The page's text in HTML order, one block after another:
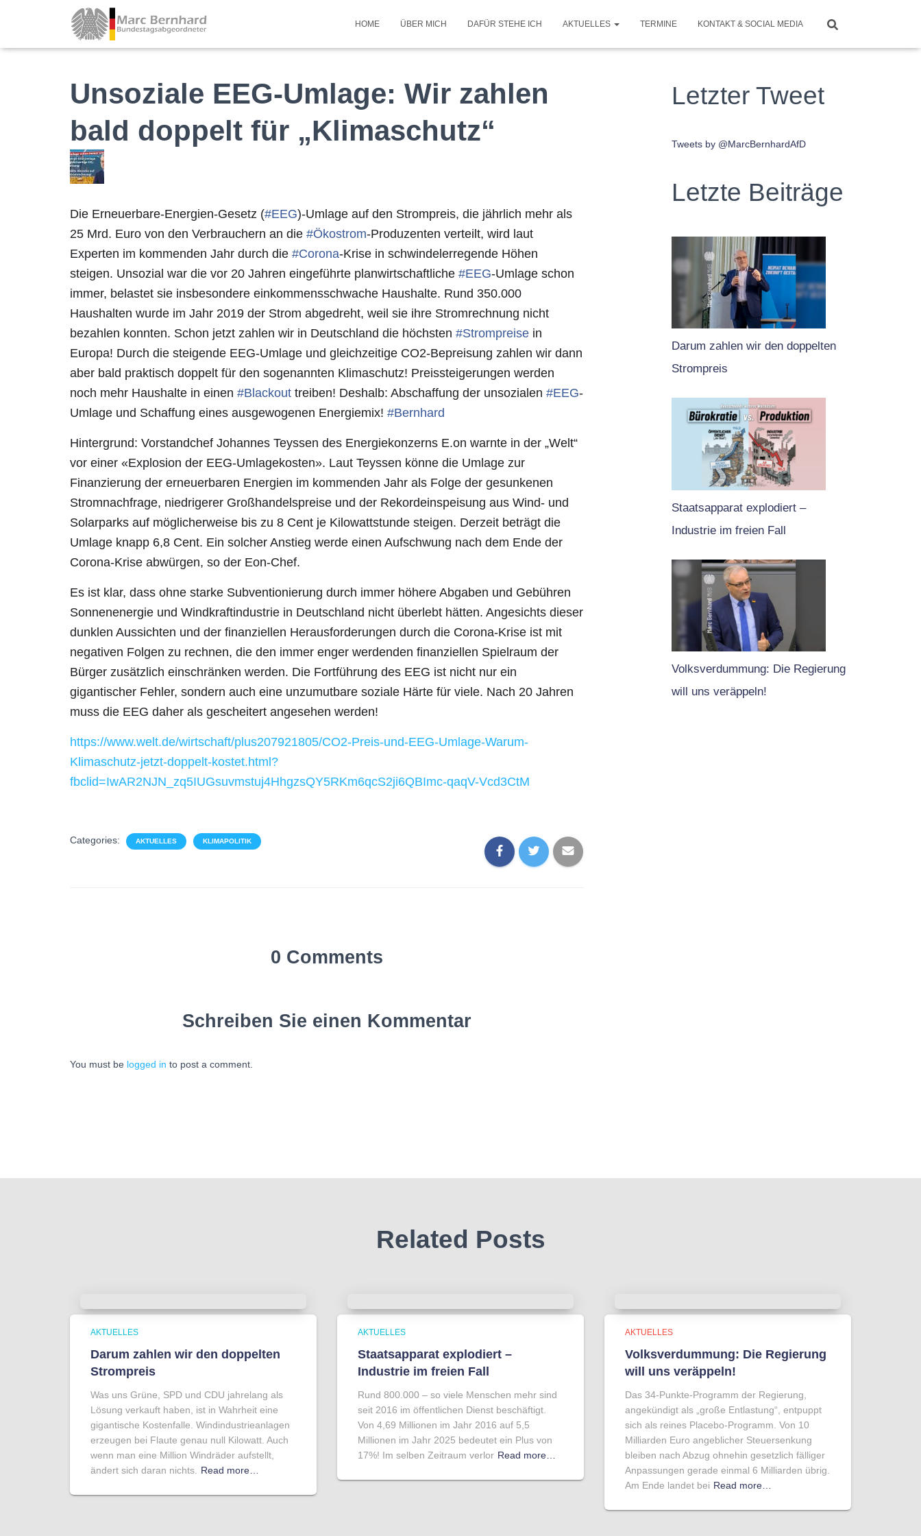
HOME ÜBER MICH DAFÜR STEHE ICH AKTUELLES TERMINE KONTAKT & SOCIAL MEDIA
Unsoziale EEG-Umlage: Wir zahlen
bald doppelt für „Klimaschutz“
Die Erneuerbare-Energien-Gesetz (#EEG)-Umlage auf den Strompreis, die jährlich mehr als
25 Mrd. Euro von den Verbrauchern an die #Ökostrom-Produzenten verteilt, wird laut
Experten im kommenden Jahr durch die #Corona-Krise in schwindelerregende Höhen
steigen. Unsozial war die vor 20 Jahren eingeführte planwirtschaftliche #EEG-Umlage schon
immer, belastet sie insbesondere einkommensschwache Haushalte. Rund 350.000
Haushalten wurde im Jahr 2019 der Strom abgedreht, weil sie ihre Stromrechnung nicht
bezahlen konnten. Schon jetzt zahlen wir in Deutschland die höchsten #Strompreise in
Europa! Durch die steigende EEG-Umlage und gleichzeitige CO2-Bepreisung zahlen wir dann
aber bald praktisch doppelt für den sogenannten Klimaschutz! Preissteigerungen werden
noch mehr Haushalte in einen #Blackout treiben! Deshalb: Abschaffung der unsozialen #EEG-
Umlage und Schaffung eines ausgewogenen Energiemix! #Bernhard
Hintergrund: Vorstandchef Johannes Teyssen des Energiekonzerns E.on warnte in der „Welt“
vor einer «Explosion der EEG-Umlagekosten». Laut Teyssen könne die Umlage zur
Finanzierung der erneuerbaren Energien im kommenden Jahr als Folge der gesunkenen
Stromnachfrage, niedrigerer Großhandelspreise und der Rekordeinspeisung aus Wind- und
Solarparks auf möglicherweise bis zu 8 Cent je Kilowattstunde steigen. Derzeit beträgt die
Umlage knapp 6,8 Cent. Ein solcher Anstieg werde einen Aufschwung nach dem Ende der
Corona-Krise abwürgen, so der Eon-Chef.
Es ist klar, dass ohne starke Subventionierung durch immer höhere Abgaben und Gebühren
Sonnenenergie und Windkraftindustrie in Deutschland nicht überlebt hätten. Angesichts dieser
dunklen Aussichten und der finanziellen Herausforderungen durch die Corona-Krise ist mit
negativen Folgen zu rechnen, die den immer enger werdenden finanziellen Spielraum der
Bürger zusätzlich einschränken werden. Die Fortführung des EEG ist nicht nur ein
gigantischer Fehler, sondern auch eine unzumutbare soziale Härte für viele. Nach 20 Jahren
muss die EEG daher als gescheitert angesehen werden!
https://www.welt.de/wirtschaft/plus207921805/CO2-Preis-und-EEG-Umlage-Warum-
Klimaschutz-jetzt-doppelt-kostet.html?
fbclid=IwAR2NJN_zq5IUGsuvmstuj4HhgzsQY5RKm6qcS2ji6QBImc-qaqV-Vcd3CtM
Categories: AKTUELLES KLIMAPOLITIK
0 Comments
Schreiben Sie einen Kommentar
You must be logged in to post a comment.
Letzter Tweet
Tweets by @MarcBernhardAfD
Letzte Beiträge
Darum zahlen wir den doppelten
Strompreis
Staatsapparat explodiert –
Industrie im freien Fall
Volksverdummung: Die Regierung
will uns veräppeln!
Related Posts
AKTUELLES
Darum zahlen wir den doppelten
Strompreis
Was uns Grüne, SPD und CDU jahrelang als
Lösung verkauft haben, ist in Wahrheit eine
gigantische Kostenfalle. Windindustrieanlagen
erzeugen bei Flaute genau null Kilowatt. Auch
wenn man eine Million Windräder aufstellt,
ändert sich daran nichts.
Read more…
AKTUELLES
Staatsapparat explodiert –
Industrie im freien Fall
Rund 800.000 – so viele Menschen mehr sind
seit 2016 im öffentlichen Dienst beschäftigt.
Von 4,69 Millionen im Jahr 2016 auf 5,5
Millionen im Jahr 2025 bedeutet ein Plus von
17%! Im selben Zeitraum verlor Read more…
AKTUELLES
Volksverdummung: Die Regierung
will uns veräppeln!
Das 34-Punkte-Programm der Regierung,
angekündigt als „große Entlastung“, entpuppt
sich als reines Placebo-Programm. Von 10
Milliarden Euro angeblicher Steuersenkung
bleiben nach Abzug ohnehin gesetzlich fälliger
Anpassungen gerade einmal 6 Milliarden übrig.
Am Ende landet bei Read more…